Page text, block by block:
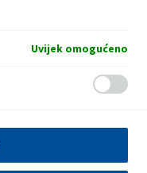
Uvijek omogućeno